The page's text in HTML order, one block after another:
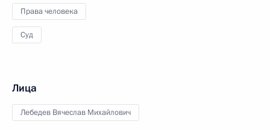
Права человека
Суд
Лица
Лебедев Вячеслав Михайлович